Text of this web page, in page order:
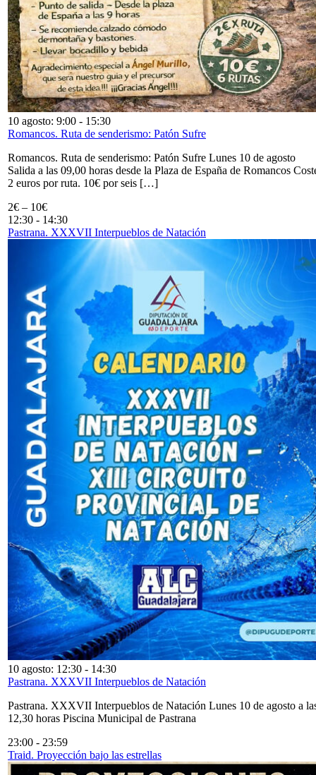
10 agosto: 9:00 - 15:30
Romancos. Ruta de senderismo: Patón Sufre
Romancos. Ruta de senderismo: Patón Sufre Lunes 10 de agosto
Salida a las 09,00 horas desde la Plaza de España de Romancos
2 euros por ruta. 10€ por seis […]
2€ – 10€
12:30 - 14:30
Pastrana. XXXVII Interpueblos de Natación
10 agosto: 12:30 - 14:30
Pastrana. XXXVII Interpueblos de Natación
Pastrana. XXXVII Interpueblos de Natación Lunes 10 de agosto a
12,30 horas Piscina Municipal de Pastrana
23:00 - 23:59
Traid. Proyección bajo las estrellas